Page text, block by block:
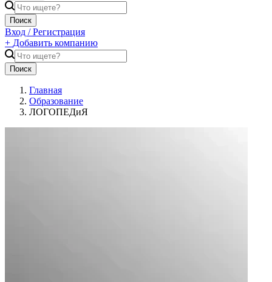
Поиск
Вход / Регистрация
+ Добавить компанию
Поиск
Главная
Образование
ЛОГОПЕДиЯ